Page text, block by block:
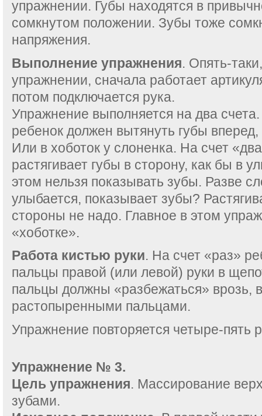
упражнении. Губы находятся в
сомкнутом положении. Зубы тоже
напряжения.
Выполнение упражнения. Опять-
упражнении, сначала работает
потом подключается рука.
Упражнение выполняется на два
ребенок должен вытянуть губы вперед,
Или в хоботок у слоненка. На счет
растягивает губы в сторону, как бы в
этом нельзя показывать зубы. Разве
улыбается, показывает зубы?
стороны не надо. Главное в этом
«хоботке».
Работа кистью руки. На счет «раз»
пальцы правой (или левой) руки в
пальцы должны «разбежаться» врозь,
растопыренными пальцами.
Упражнение повторяется четыре-пять
Упражнение № 3.
Цель упражнения. Массирование
зубами.